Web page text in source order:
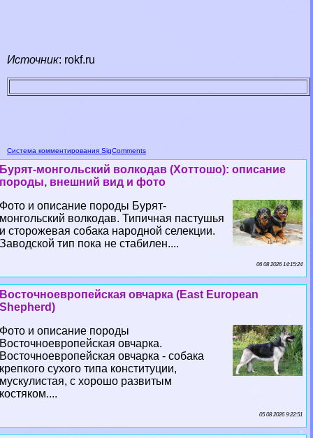
Источник: rokf.ru
Система комментирования SigComments
Бурят-монгольский волкодав (Хоттошо): описание
породы, внешний вид и фото
Фото и описание породы Бурят-
монгольский волкодав. Типичная пастушья
и сторожевая собака народной селекции.
Заводской тип пока не стабилен....
06 08 2026 14:15:24
Восточноевропейская овчарка (East European
Shepherd)
Фото и описание породы
Восточноевропейская овчарка.
Восточноевропейская овчарка - собака
крепкого сухого типа конституции,
мускулистая, с хорошо развитым
костяком....
05 08 2026 9:22:51